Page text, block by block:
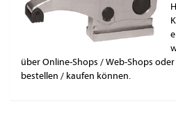
über Online-Shops / Web-Shops
bestellen / kaufen können.